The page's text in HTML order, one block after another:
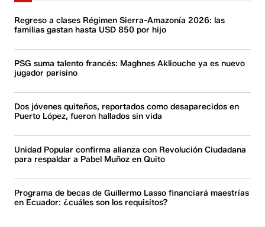
Regreso a clases Régimen Sierra-Amazonía 2026: las
familias gastan hasta USD 850 por hijo
PSG suma talento francés: Maghnes Akliouche ya es nuevo
jugador parisino
Dos jóvenes quiteños, reportados como desaparecidos en
Puerto López, fueron hallados sin vida
Unidad Popular confirma alianza con Revolución Ciudadana
para respaldar a Pabel Muñoz en Quito
Programa de becas de Guillermo Lasso financiará maestrías
en Ecuador: ¿cuáles son los requisitos?